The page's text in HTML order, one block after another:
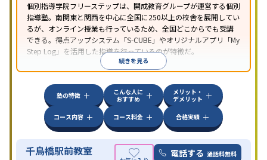
個別指導学院フリーステップは、開成教育グループが運営する個別
指導塾。南関東と関西を中心に全国に250以上の校舎を展開してい
るが、オンライン授業も行っているため、全国どこからでも受講
できる。得点アップシステム「S-CUBE」やオリジナルアプリ「My
Step Log」を活用した指導を行っているのが特徴だ。
続きを見る
塾の特徴
こんな人に
おすすめ
メリット・
デメリット
コース内容
コース料金 合格実績
千鳥橋駅前教室 電話する 通話料無料